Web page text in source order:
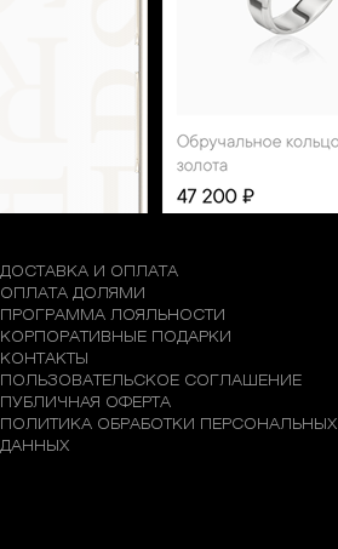
ДОСТАВКА И ОПЛАТА
ОПЛАТА ДОЛЯМИ
ПРОГРАММА ЛОЯЛЬНОСТИ
КОРПОРАТИВНЫЕ ПОДАРКИ
КОНТАКТЫ
ПОЛЬЗОВАТЕЛЬСКОЕ СОГЛАШЕНИЕ
ПУБЛИЧНАЯ ОФЕРТА
ПОЛИТИКА ОБРАБОТКИ ПЕРСОНАЛЬНЫХ
ДАННЫХ